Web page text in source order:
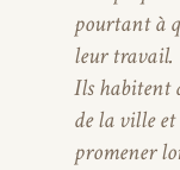
pourtant à
leur travail.
Ils habitent
de la ville et
promener